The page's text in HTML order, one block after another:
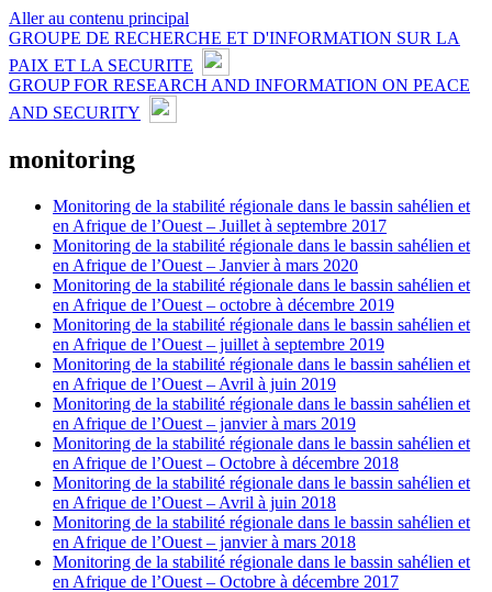
Aller au contenu principal
GROUPE DE RECHERCHE ET D'INFORMATION SUR LA
PAIX ET LA SECURITE
GROUP FOR RESEARCH AND INFORMATION ON PEACE
AND SECURITY
monitoring
Monitoring de la stabilité régionale dans le bassin sahélien et
en Afrique de l’Ouest – Juillet à septembre 2017
Monitoring de la stabilité régionale dans le bassin sahélien et
en Afrique de l’Ouest – Janvier à mars 2020
Monitoring de la stabilité régionale dans le bassin sahélien et
en Afrique de l’Ouest – octobre à décembre 2019
Monitoring de la stabilité régionale dans le bassin sahélien et
en Afrique de l’Ouest – juillet à septembre 2019
Monitoring de la stabilité régionale dans le bassin sahélien et
en Afrique de l’Ouest – Avril à juin 2019
Monitoring de la stabilité régionale dans le bassin sahélien et
en Afrique de l’Ouest – janvier à mars 2019
Monitoring de la stabilité régionale dans le bassin sahélien et
en Afrique de l’Ouest – Octobre à décembre 2018
Monitoring de la stabilité régionale dans le bassin sahélien et
en Afrique de l’Ouest – Avril à juin 2018
Monitoring de la stabilité régionale dans le bassin sahélien et
en Afrique de l’Ouest – janvier à mars 2018
Monitoring de la stabilité régionale dans le bassin sahélien et
en Afrique de l’Ouest – Octobre à décembre 2017